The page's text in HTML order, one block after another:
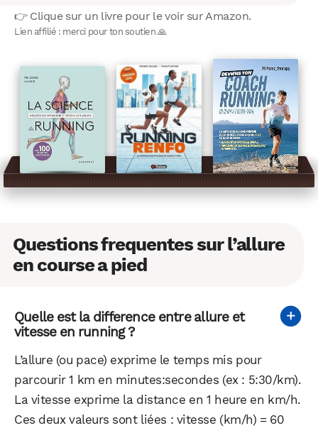
👉 Clique sur un livre pour le voir sur Amazon.
Lien affilié : merci pour ton soutien 🙏
Questions frequentes sur l’allure
en course a pied
Quelle est la difference entre allure et
vitesse en running ?
L’allure (ou pace) exprime le temps mis pour
parcourir 1 km en minutes:secondes (ex : 5:30/km).
La vitesse exprime la distance en 1 heure en km/h.
Ces deux valeurs sont liées : vitesse (km/h) = 60